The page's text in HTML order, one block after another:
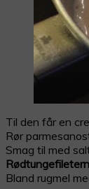
Til den får en
Rør
Smag til med
Bland rugmel